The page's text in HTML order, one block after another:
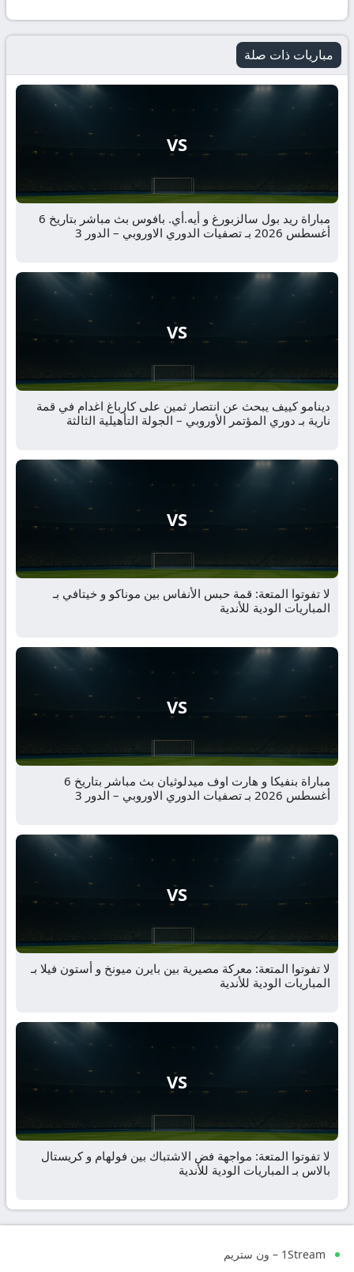
مباريات ذات صلة
VS
مباراة ريد بول سالزبورغ و أيه.أي. بافوس بث مباشر بتاريخ 6
أغسطس 2026 بـ تصفيات الدوري الاوروبي – الدور 3
VS
دينامو كييف يبحث عن انتصار ثمين على كارباغ اغدام في قمة
نارية بـ دوري المؤتمر الأوروبي – الجولة التأهيلية الثالثة
VS
لا تفوتوا المتعة: قمة حبس الأنفاس بين موناكو و خيتافي بـ
المباريات الودية للأندية
VS
مباراة بنفيكا و هارت اوف ميدلوثيان بث مباشر بتاريخ 6
أغسطس 2026 بـ تصفيات الدوري الاوروبي – الدور 3
VS
لا تفوتوا المتعة: معركة مصيرية بين بايرن ميونخ و أستون فيلا بـ
المباريات الودية للأندية
VS
لا تفوتوا المتعة: مواجهة فض الاشتباك بين فولهام و كريستال
بالاس بـ المباريات الودية للأندية
1Stream – ون ستريم